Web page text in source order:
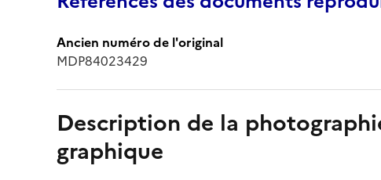
Ancien numéro de l'original
MDP84023429
Description de la
graphique